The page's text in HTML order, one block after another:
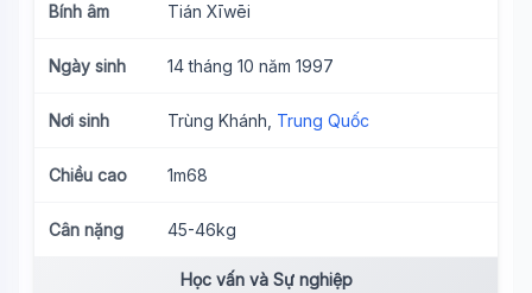
Bính âm Tián Xīwēi
Ngày sinh 14 tháng 10 năm 1997
Nơi sinh Trùng Khánh, Trung Quốc
Chiều cao 1m68
Cân nặng 45-46kg
Học vấn và Sự nghiệp